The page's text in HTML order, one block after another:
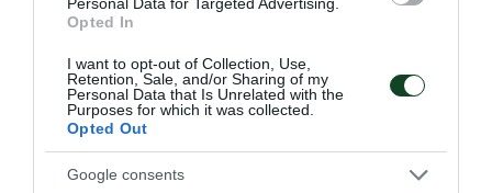
Opted In
I want to opt-out of Collection, Use,
Retention, Sale, and/or Sharing of my
Personal Data that Is Unrelated with the
Purposes for which it was collected.
Opted Out
Google consents